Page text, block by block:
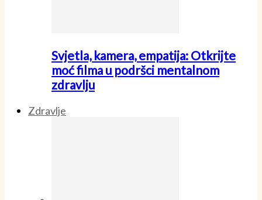
Svjetla, kamera, empatija: Otkrijte
moć filma u podršci mentalnom
zdravlju
Zdravlje